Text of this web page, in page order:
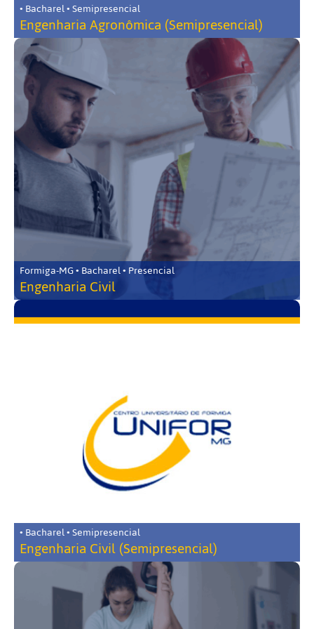
• Bacharel • Semipresencial
Engenharia Agronômica (Semipresencial)
Formiga-MG • Bacharel • Presencial
Engenharia Civil
• Bacharel • Semipresencial
Engenharia Civil (Semipresencial)